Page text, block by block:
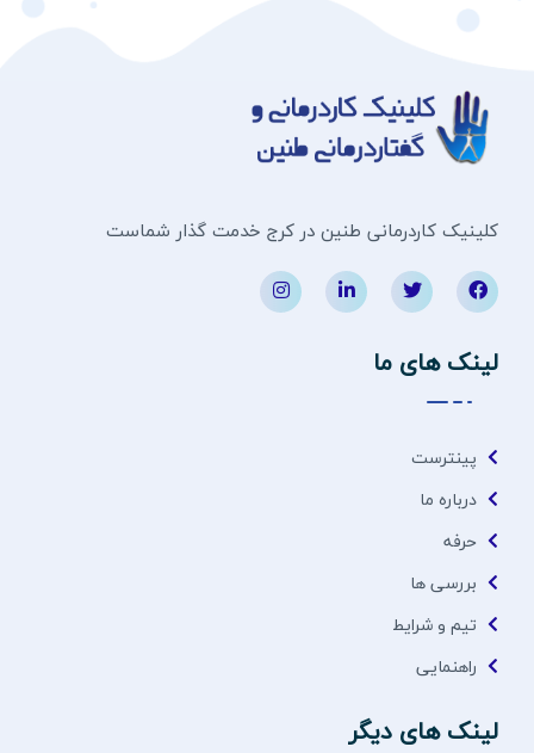
کلینیک کاردرمانی طنین در کرج خدمت گذار شماست
لینک های ما
پینترست
درباره ما
حرفه
بررسی ها
تیم و شرایط
راهنمایی
لینک های دیگر